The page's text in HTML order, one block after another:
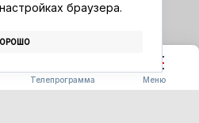
Телепрограмма Меню
браузера.